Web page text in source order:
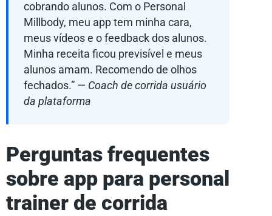
cobrando alunos. Com o Personal
Millbody, meu app tem minha cara,
meus vídeos e o feedback dos alunos.
Minha receita ficou previsível e meus
alunos amam. Recomendo de olhos
fechados.” — Coach de corrida usuário
da plataforma
Perguntas frequentes
sobre app para personal
trainer de corrida